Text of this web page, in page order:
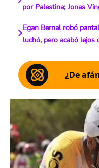
por Palestina; Jonas
Egan Bernal robó
luchó, pero acabó lejos
¿De